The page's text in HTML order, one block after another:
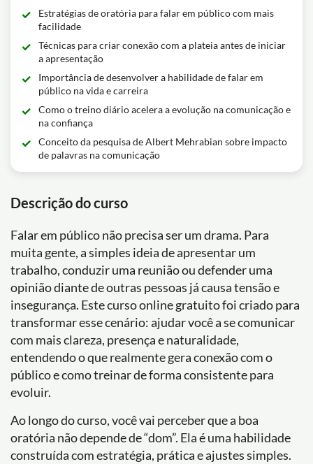
Estratégias de oratória para falar em público com mais
facilidade
Técnicas para criar conexão com a plateia antes de iniciar
a apresentação
Importância de desenvolver a habilidade de falar em
público na vida e carreira
Como o treino diário acelera a evolução na comunicação e
na confiança
Conceito da pesquisa de Albert Mehrabian sobre impacto
de palavras na comunicação
Descrição do curso
Falar em público não precisa ser um drama. Para
muita gente, a simples ideia de apresentar um
trabalho, conduzir uma reunião ou defender uma
opinião diante de outras pessoas já causa tensão e
insegurança. Este curso online gratuito foi criado para
transformar esse cenário: ajudar você a se comunicar
com mais clareza, presença e naturalidade,
entendendo o que realmente gera conexão com o
público e como treinar de forma consistente para
evoluir.
Ao longo do curso, você vai perceber que a boa
oratória não depende de “dom”. Ela é uma habilidade
construída com estratégia, prática e ajustes simples.